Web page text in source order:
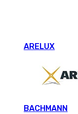
ARELUX
BACHMANN